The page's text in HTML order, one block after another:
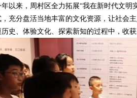
来，周村区全力拓展“我在新时代文明
，充分盘活当地丰富的文化资源，让社会
史、体验文化、探索新知的过程中，收